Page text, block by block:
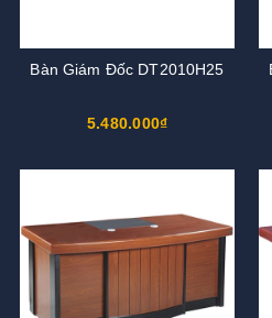
Bàn Giám Đốc DT2010H25
5.480.000₫